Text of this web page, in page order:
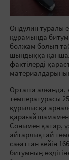
Ондулин туралы
құрамында битум
болжам болып
шындыққа
фактілерді
Орташа алғанда,
температурасы
құрылысқа
қарағай шамамен
Сонымен қатар,
айтарлықтай
сағаттан кейін
битумның